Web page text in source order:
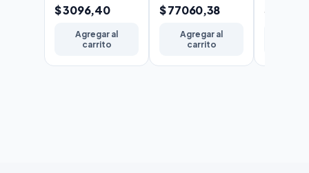
Liso Premol
19x19x39cm 14kg
$ 3096,40
Agregar al
carrito
60x60x30cm con
Tapa y Contratapa
82kg
$ 77060,38
Agregar al
carrito
$